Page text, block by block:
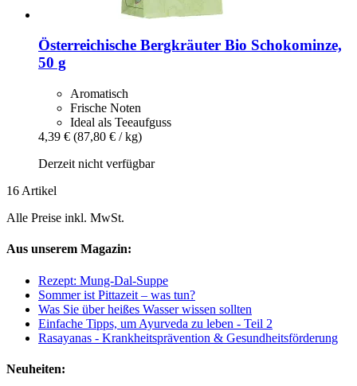
Österreichische Bergkräuter Bio Schokominze,
50 g
Aromatisch
Frische Noten
Ideal als Teeaufguss
4,39 € (87,80 € / kg)
Derzeit nicht verfügbar
16 Artikel
Alle Preise inkl. MwSt.
Aus unserem Magazin:
Rezept: Mung-Dal-Suppe
Sommer ist Pittazeit – was tun?
Was Sie über heißes Wasser wissen sollten
Einfache Tipps, um Ayurveda zu leben - Teil 2
Rasayanas - Krankheitsprävention & Gesundheitsförderung
Neuheiten: